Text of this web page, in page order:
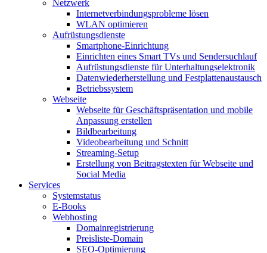
Netzwerk
Internetverbindungsprobleme lösen
WLAN optimieren
Aufrüstungsdienste
Smartphone-Einrichtung
Einrichten eines Smart TVs und Sendersuchlauf
Aufrüstungsdienste für Unterhaltungselektronik
Datenwiederherstellung und Festplattenaustausch
Betriebssystem
Webseite
Webseite für Geschäftspräsentation und mobile
Anpassung erstellen
Bildbearbeitung
Videobearbeitung und Schnitt
Streaming-Setup
Erstellung von Beitragstexten für Webseite und
Social Media
Services
Systemstatus
E-Books
Webhosting
Domainregistrierung
Preisliste-Domain
SEO-Optimierung